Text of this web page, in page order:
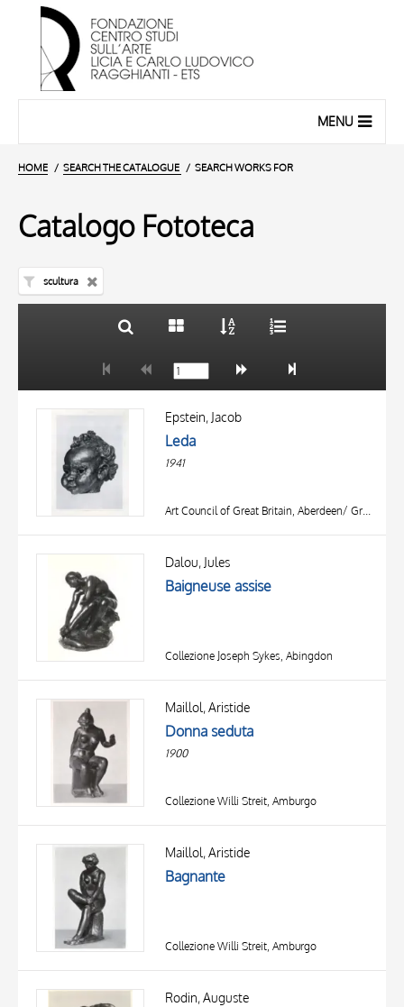
MENU
HOME SEARCH THE CATALOGUE SEARCH WORKS FOR
Catalogo Fototeca
scultura
AUTHOR
Epstein, Jacob
Leda
1941
Art Council of Great Britain, Aberdeen/ Great Yarmouth/ Newcastle
Dalou, Jules
Baigneuse assise
Collezione Joseph Sykes, Abingdon
Maillol, Aristide
Donna seduta
1900
Collezione Willi Streit, Amburgo
Maillol, Aristide
Bagnante
Collezione Willi Streit, Amburgo
Rodin, Auguste